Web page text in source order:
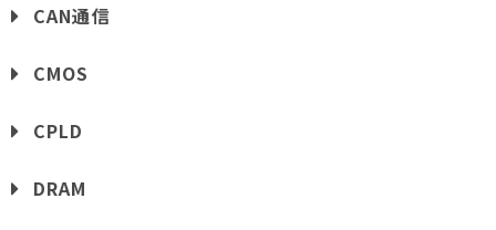
CAN通信
CMOS
CPLD
DRAM